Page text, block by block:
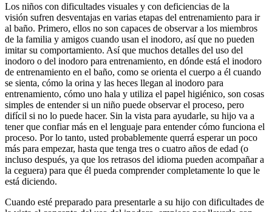
Los niños con dificultades visuales y con deficiencias de la
visión sufren desventajas en varias etapas del entrenamiento para ir
al baño. Primero, ellos no son capaces de observar a los miembros
de la familia y amigos cuando usan el inodoro, así que no pueden
imitar su comportamiento. Así que muchos detalles del uso del
inodoro o del inodoro para entrenamiento, en dónde está el inodoro
de entrenamiento en el baño, como se orienta el cuerpo a él cuando
se sienta, cómo la orina y las heces llegan al inodoro para
entrenamiento, cómo uno hala y utiliza el papel higiénico, son cosas
simples de entender si un niño puede observar el proceso, pero
difícil si no lo puede hacer. Sin la vista para ayudarle, su hijo va a
tener que confiar más en el lenguaje para entender cómo funciona el
proceso. Por lo tanto, usted probablemente querrá esperar un poco
más para empezar, hasta que tenga tres o cuatro años de edad (o
incluso después, ya que los retrasos del idioma pueden acompañar a
la ceguera) para que él pueda comprender completamente lo que le
está diciendo.
Cuando esté preparado para presentarle a su hijo con dificultades de